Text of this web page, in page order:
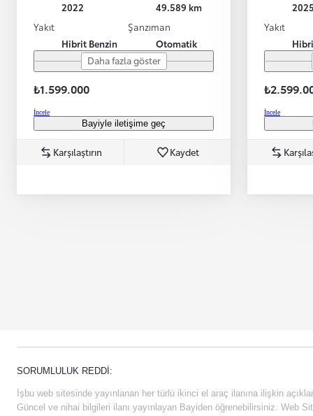
2022
49.589 km
Yakıt
Hibrit Benzin
Şanzıman
Otomatik
Daha fazla göster
₺1.599.000
İncele
Bayiyle iletişime geç
Karşılaştırın Kaydet
2025
Yakıt
İncele
SORUMLULUK REDDI:
İşbu web sitesinde yayınlanan her türlü ikinci el araç ilanına ilişkin
Güncel ve nihai bilgileri ilanı yayınlayan Bayiden öğrenebilirsiniz. Web